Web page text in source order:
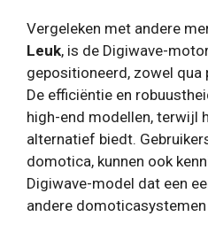
Vergeleken met andere
Leuk, is de Digiwave-
gepositioneerd, zowel qua
De efficiëntie en
high-end modellen, terwijl
alternatief biedt.
domotica, kunnen ook
Digiwave-model dat een
andere